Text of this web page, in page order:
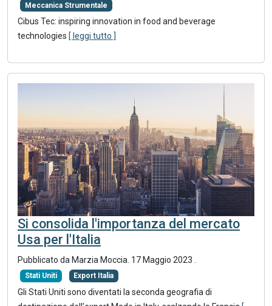
Meccanica Strumentale
Cibus Tec: inspiring innovation in food and beverage
technologies [ leggi tutto ]
Si consolida l'importanza del mercato
Usa per l'Italia
Pubblicato da Marzia Moccia. 17 Maggio 2023 .
Stati Uniti Export Italia
Gli Stati Uniti sono diventati la seconda geografia di